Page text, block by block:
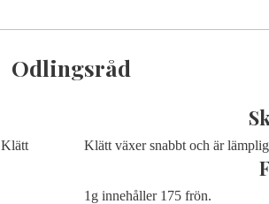
Odlingsråd
Klätt
Klätt växer snabbt och är
1g innehåller 175 frön.